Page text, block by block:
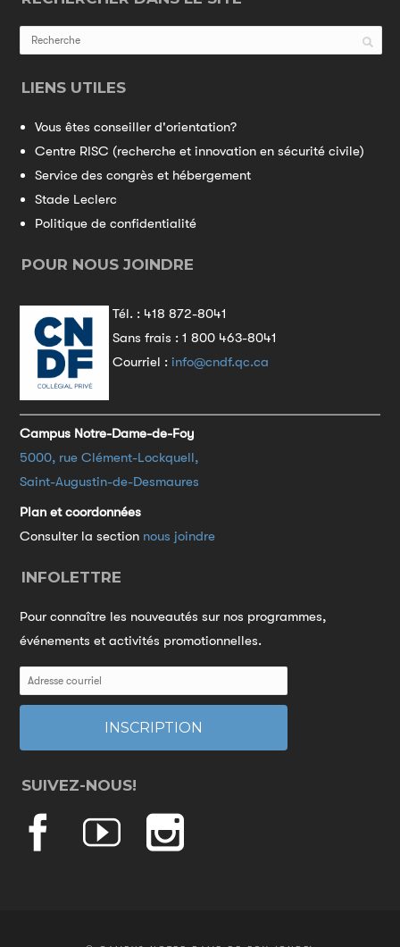
LIENS UTILES
Vous êtes conseiller d'orientation?
Centre RISC (recherche et innovation en sécurité civile)
Service des congrès et hébergement
Stade Leclerc
Politique de confidentialité
POUR NOUS JOINDRE
Tél. : 418 872-8041
Sans frais :1 800 463-8041
Courriel :info@cndf.qc.ca
Campus Notre-Dame-de-Foy
5000, rue Clément-Lockquell,
Saint-Augustin-de-Desmaures
Plan et coordonnées
Consulter la section nous joindre
INFOLETTRE
Pour connaître les nouveautés sur nos programmes,
événements et activités promotionnelles.
SUIVEZ-NOUS!